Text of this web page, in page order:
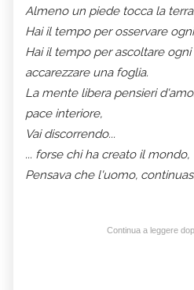
Almeno un piede tocca la terra.
Hai il tempo per osservare
Hai il tempo per ascoltare
accarezzare una foglia.
La mente libera pensieri
pace interiore,
Vai discorrendo...
... forse chi ha creato il mondo,
Pensava che l'uomo,
Continua a leggere